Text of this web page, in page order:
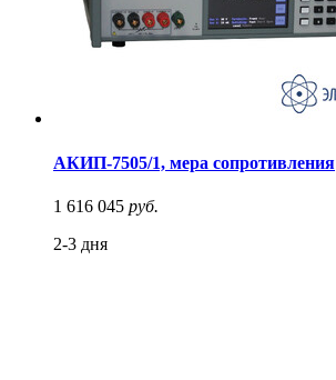
АКИП-7505/1, мера сопротивления
1 616 045 руб.
2-3 дня